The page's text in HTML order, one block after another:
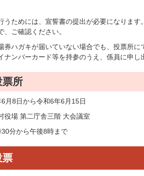
うためには、宣誓書の提出が必要になりま
、ご確認ください。
券ハガキが届いていない場合でも、投票所
ナンバーカード等を持参のうえ、係員に申し
票所
月8日から令和6年6月15日
役場 第二庁舎三階 大会議室
分から午後8時まで
票